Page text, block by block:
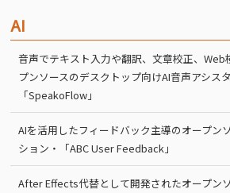
AI
音声でテキスト入力や翻訳、文章校正、Web
プンソースのデスクトップ向けAI音声アシス
「SpeakoFlow」
AIを活用したフィードバック主導のオープン
ション・「ABC User Feedback」
After Effects代替として開発されたオープン